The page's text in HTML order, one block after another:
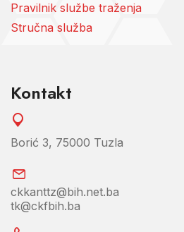
Pravilnik službe traženja
Stručna služba
Kontakt
Borić 3, 75000 Tuzla
ckkanttz@bih.net.ba
tk@ckfbih.ba